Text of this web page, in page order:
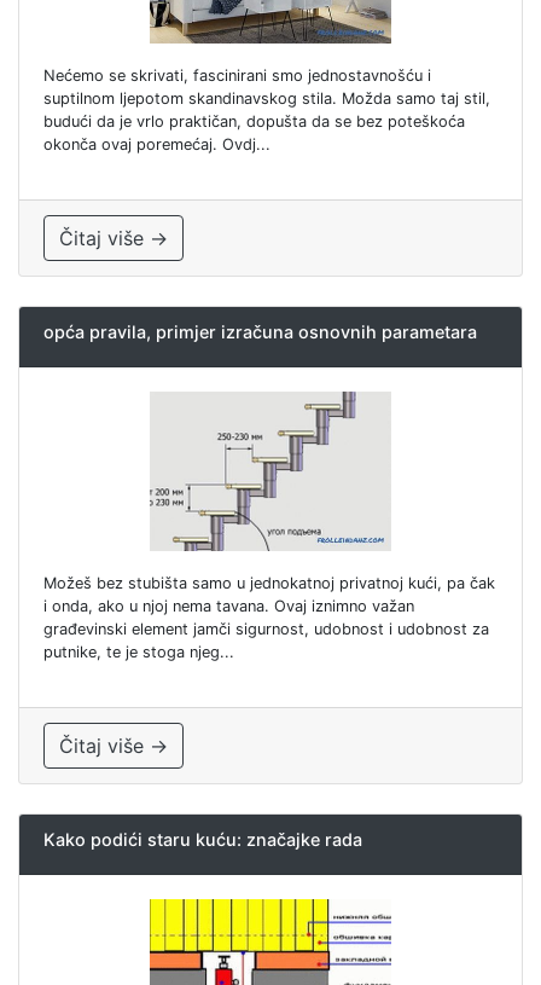
Nećemo se skrivati, fascinirani smo jednostavnošću i
suptilnom ljepotom skandinavskog stila. Možda samo taj stil,
budući da je vrlo praktičan, dopušta da se bez poteškoća
okonča ovaj poremećaj. Ovdj...
Čitaj više →
opća pravila, primjer izračuna osnovnih parametara
Možeš bez stubišta samo u jednokatnoj privatnoj kući, pa čak
i onda, ako u njoj nema tavana. Ovaj iznimno važan
građevinski element jamči sigurnost, udobnost i udobnost za
putnike, te je stoga njeg...
Čitaj više →
Kako podići staru kuću: značajke rada